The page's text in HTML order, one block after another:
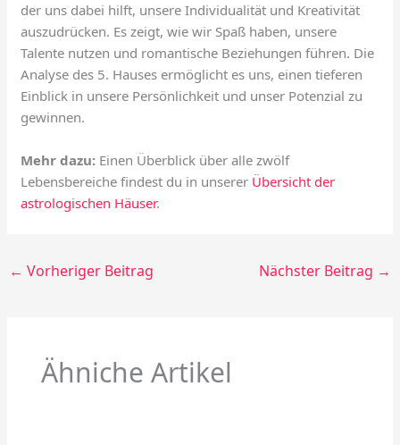
der uns dabei hilft, unsere Individualität und Kreativität
auszudrücken. Es zeigt, wie wir Spaß haben, unsere
Talente nutzen und romantische Beziehungen führen. Die
Analyse des 5. Hauses ermöglicht es uns, einen tieferen
Einblick in unsere Persönlichkeit und unser Potenzial zu
gewinnen.
Mehr dazu: Einen Überblick über alle zwölf
Lebensbereiche findest du in unserer Übersicht der
astrologischen Häuser.
← Vorheriger Beitrag Nächster Beitrag →
Ähniche Artikel